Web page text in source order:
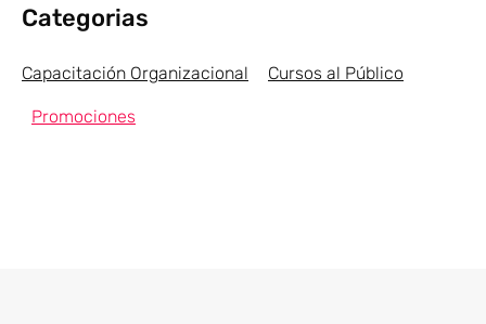
Categorias
Capacitación Organizacional Cursos al Público
Promociones